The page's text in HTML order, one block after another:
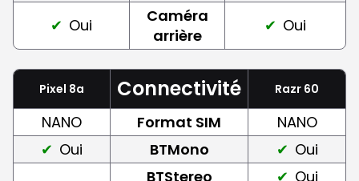
Oui
Caméra
arrière
Oui
Pixel 8a Connectivité Razr 60
NANO Format SIM
NANO
Oui
BTMono
Oui
BTStereo
Oui